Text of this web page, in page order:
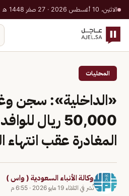
الاثنين، 10 أغسطس 2026 · 27 صفر 1448 هـ
المحليات
«الداخلية»: سجن
50,000 ريال
المغادرة عقب انتهاء
وكالة الأنباء السعودية ( واس )
نُشر في الثلاثاء 19 مايو 2026 · 6:55 م